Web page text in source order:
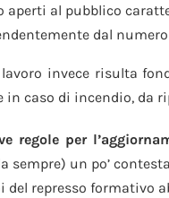
aperti al pubblico
dal
invece risulta
caso di incendio, da
regole per
sempre) un po’
del represso formativo